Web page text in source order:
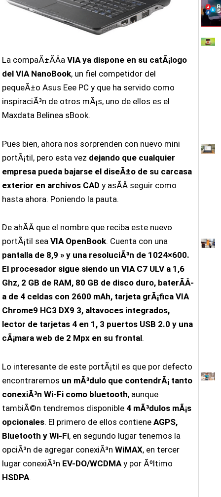
La compaÃ±Ã­Â­a VIA ya dispone en su catÃ¡logo
del VIA NanoBook, un fiel competidor del
pequeÃ±o Asus Eee PC y que ha servido como
inspiraciÃ³n de otros mÃ¡s, uno de ellos es el
Maxdata Belinea sBook.
Pues bien, ahora nos sorprenden con nuevo mini
portÃ¡til, pero esta vez dejando que cualquier
empresa pueda bajarse el diseÃ±o de su carcasa
exterior en archivos CAD y asÃ­Â­ seguir como
hasta ahora. Poniendo la pauta.
De ahÃ­Â­ que el nombre que reciba este nuevo
portÃ¡til seaVIA OpenBook. Cuenta con una
pantalla de 8,9 » y una resoluciÃ³n de 1024×600.
El procesador sigue siendo un VIA C7 ULV a 1,6
Ghz, 2 GB de RAM, 80 GB de disco duro, baterÃ­Â­
a de 4 celdas con 2600 mAh, tarjeta grÃ¡fica VIA
Chrome9 HC3 DX9 3, altavoces integrados,
lector de tarjetas 4 en 1, 3 puertos USB 2.0 y una
cÃ¡mara web de 2 Mpx en su frontal.
Lo interesante de este portÃ¡til es que por defecto
encontraremos un mÃ³dulo que contendrÃ¡ tanto
conexiÃ³n Wi-Fi como bluetooth, aunque
tambiÃ©n tendremos disponible 4 mÃ³dulos mÃ¡s
opcionales. El primero de ellos contieneAGPS,
Bluetooth y Wi-Fi, en segundo lugar tenemos la
opciÃ³n de agregar conexiÃ³nWiMAX, en tercer
lugar conexiÃ³n EV-DO/WCDMAy por Ãºltimo
HSDPA.